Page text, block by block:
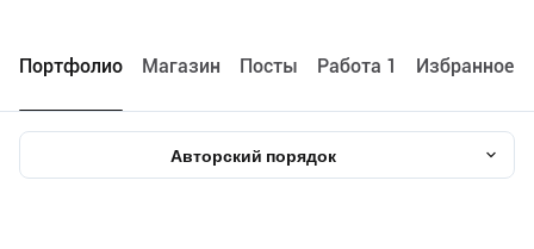
Портфолио Maгазин Посты Работа 1 Избранное 0
Авторский порядок